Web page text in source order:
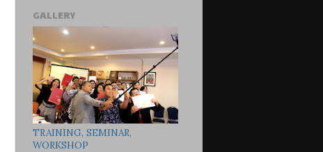
GALLERY
TRAINING, SEMINAR,
WORKSHOP